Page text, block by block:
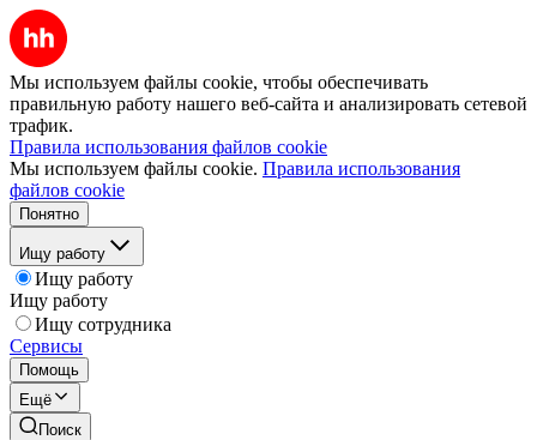
Мы используем файлы cookie, чтобы обеспечивать
правильную работу нашего веб-сайта и анализировать сетевой
трафик.
Правила использования файлов cookie
Мы используем файлы cookie. Правила использования
файлов cookie
Понятно
Ищу работу
Ищу работу
Ищу работу
Ищу сотрудника
Сервисы
Помощь
Ещё
Поиск